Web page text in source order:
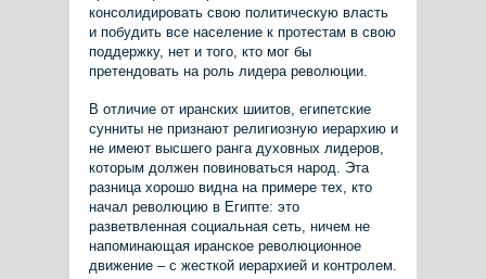
консолидировать свою политическую власть
и побудить все население к протестам в свою
поддержку, нет и того, кто мог бы
претендовать на роль лидера революции.
В отличие от иранских шиитов, египетские
сунниты не признают религиозную иерархию и
не имеют высшего ранга духовных лидеров,
которым должен повиноваться народ. Эта
разница хорошо видна на примере тех, кто
начал революцию в Египте: это
разветвленная социальная сеть, ничем не
напоминающая иранское революционное
движение – с жесткой иерархией и контролем.